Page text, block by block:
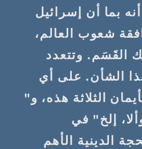
بما أن إسرائيل
شعوب العالم،
القَسَم. وتتعدد
الشأن. على أي
الثلاثة هذه، و"
إلخ" في
الدينية الأهم